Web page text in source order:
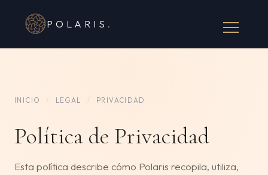
POLARIS .
INICIO / LEGAL / PRIVACIDAD
Política de Privacidad
Esta política describe cómo Polaris recopila, utiliza,